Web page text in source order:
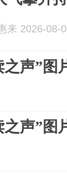
来 2026-08-
声”图
声”图